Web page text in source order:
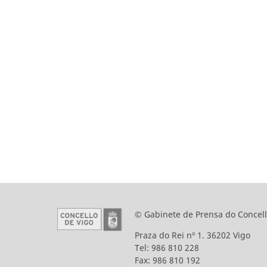
© Gabinete de Prensa do
Praza do Rei nº 1. 36202 Vigo
Tel: 986 810 228
Fax: 986 810 192